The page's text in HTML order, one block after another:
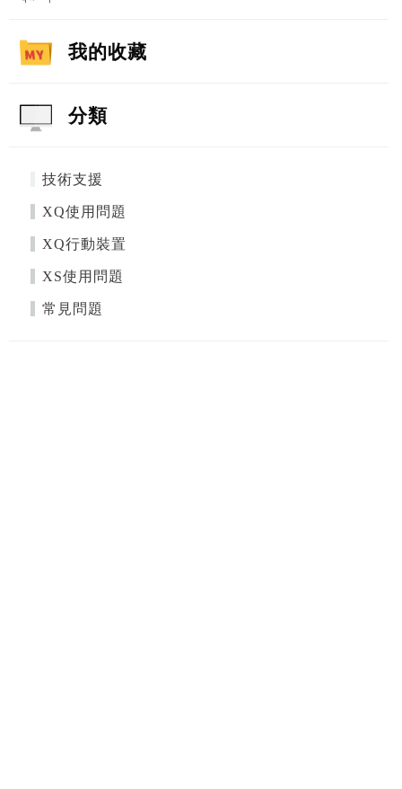
我的收藏
分類
技術支援
XQ使用問題
XQ行動裝置
XS使用問題
常見問題